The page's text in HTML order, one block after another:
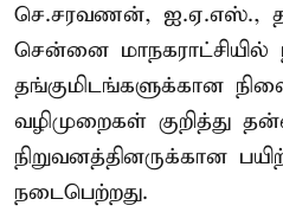
செ.சரவணன், ஐ.ஏ.எஸ்.,
சென்னை
தங்குமிடங்களுக்கான
வழிமுறைகள் குறித்து
நிறுவனத்தினருக்கான
நடைபெற்றது.